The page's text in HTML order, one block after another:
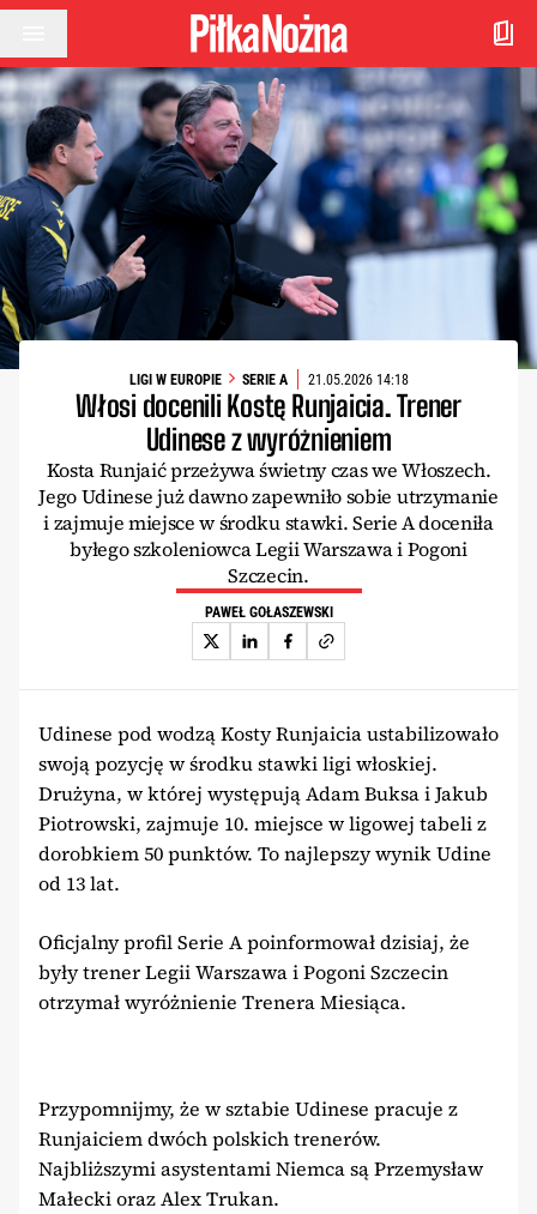
Przejdź do treści
LIGI W EUROPIE SERIE A 21.05.2026 14:18
Włosi docenili Kostę Runjaicia. Trener
Udinese z wyróżnieniem
Kosta Runjaić przeżywa świetny czas we Włoszech.
Jego Udinese już dawno zapewniło sobie utrzymanie
i zajmuje miejsce w środku stawki. Serie A doceniła
byłego szkoleniowca Legii Warszawa i Pogoni
Szczecin.
PAWEŁ GOŁASZEWSKI
Udinese pod wodzą Kosty Runjaicia ustabilizowało
swoją pozycję w środku stawki ligi włoskiej.
Drużyna, w której występują Adam Buksa i Jakub
Piotrowski, zajmuje 10. miejsce w ligowej tabeli z
dorobkiem 50 punktów. To najlepszy wynik Udine
od 13 lat.
Oficjalny profil Serie A poinformował dzisiaj, że
były trener Legii Warszawa i Pogoni Szczecin
otrzymał wyróżnienie Trenera Miesiąca.
Przypomnijmy, że w sztabie Udinese pracuje z
Runjaiciem dwóch polskich trenerów.
Najbliższymi asystentami Niemca są Przemysław
Małecki oraz Alex Trukan.